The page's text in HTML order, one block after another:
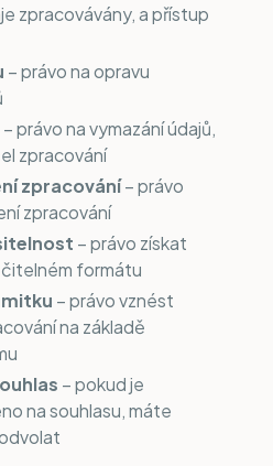
zpracovávány, a přístup
– právo na opravu
– právo na vymazání údajů,
zpracování
zpracování– právo
zpracování
– právo získat
formátu
– právo vznést
na základě
– pokud je
na souhlasu, máte